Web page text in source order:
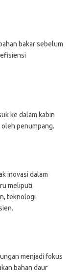
bakar sebelum
ke dalam kabin
oleh penumpang.
inovasi dalam
meliputi
teknologi
menjadi fokus
bahan daur